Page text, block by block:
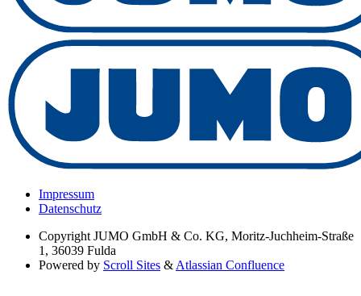
Impressum
Datenschutz
Copyright JUMO GmbH & Co. KG, Moritz-Juchheim-Straße
1, 36039 Fulda
Powered by Scroll Sites & Atlassian Confluence